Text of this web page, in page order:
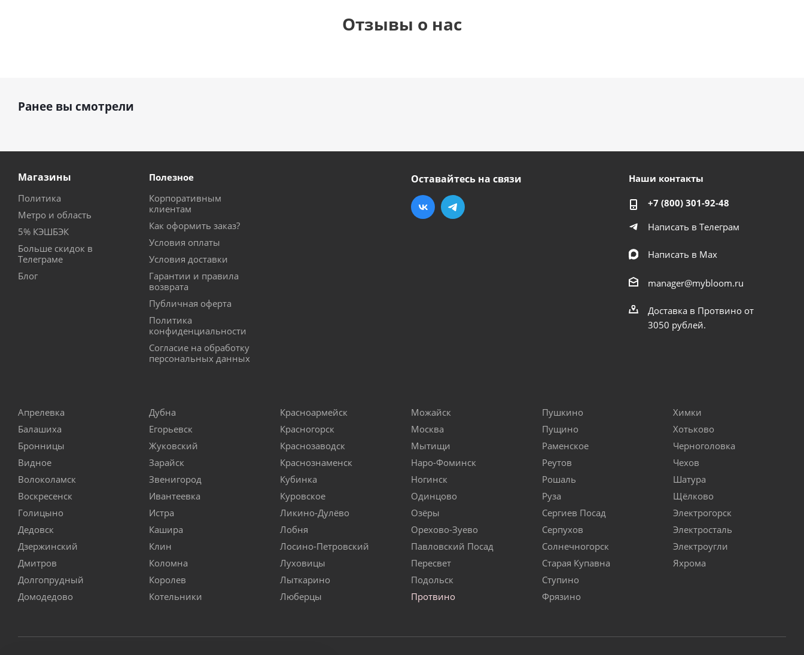
Отзывы о нас
Ранее вы смотрели
Магазины
Политика
Метро и область
5% КЭШБЭК
Больше скидок в
Телеграме
Блог
Полезное
Корпоративным
клиентам
Как оформить заказ?
Условия оплаты
Условия доставки
Гарантии и правила
возврата
Публичная оферта
Политика
конфиденциальности
Согласие на обработку
персональных данных
Оставайтесь на связи Наши контакты
+7 (800) 301-92-48
Написать в Телеграм
Написать в Мах
manager@mybloom.ru
Доставка в Протвино от
3050 рублей.
Апрелевка
Балашиха
Бронницы
Видное
Волоколамск
Воскресенск
Голицыно
Дедовск
Дзержинский
Дмитров
Долгопрудный
Домодедово
Дубна
Егорьевск
Жуковский
Зарайск
Звенигород
Ивантеевка
Истра
Кашира
Клин
Коломна
Королев
Котельники
Красноармейск
Красногорск
Краснозаводск
Краснознаменск
Кубинка
Куровское
Ликино-Дулёво
Лобня
Лосино-Петровский
Луховицы
Лыткарино
Люберцы
Можайск
Москва
Мытищи
Наро-Фоминск
Ногинск
Одинцово
Озёры
Орехово-Зуево
Павловский Посад
Пересвет
Подольск
Протвино
Пушкино
Пущино
Раменское
Реутов
Рошаль
Руза
Сергиев Посад
Серпухов
Солнечногорск
Старая Купавна
Ступино
Фрязино
Химки
Хотьково
Черноголовка
Чехов
Шатура
Щёлково
Электрогорск
Электросталь
Электроугли
Яхрома